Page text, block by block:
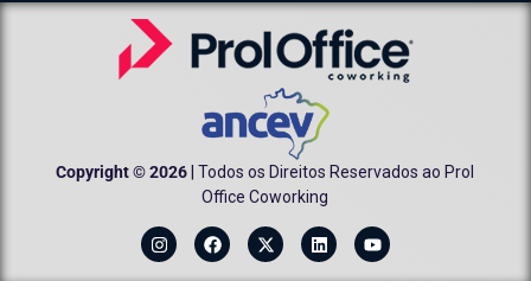
Copyright © 2026 | Todos os Direitos Reservados ao Prol
Office Coworking